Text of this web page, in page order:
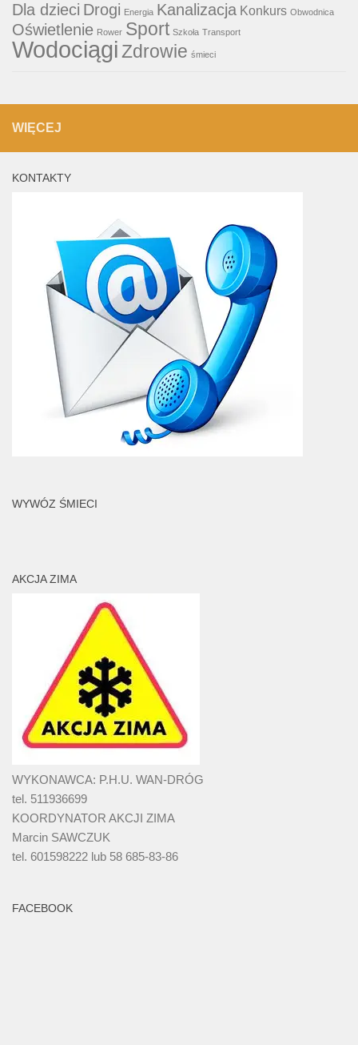
Dla dzieci Drogi Energia Kanalizacja Konkurs Obwodnica
Oświetlenie Rower Sport Szkoła Transport
WodociągiZdrowie śmieci
WIĘCEJ
KONTAKTY
WYWÓZ ŚMIECI
AKCJA ZIMA
WYKONAWCA: P.H.U. WAN-DRÓG
tel. 511936699
KOORDYNATOR AKCJI ZIMA
Marcin SAWCZUK
tel. 601598222 lub 58 685-83-86
FACEBOOK